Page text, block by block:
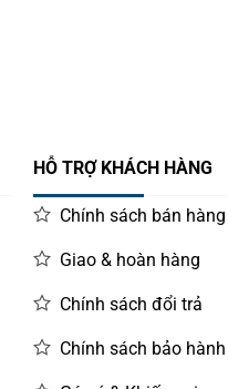
HỖ TRỢ KHÁCH HÀNG
Chính sách bán hàng
Giao & hoàn hàng
Chính sách đổi trả
Chính sách bảo hành